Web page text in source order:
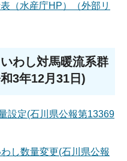
（水産庁HP）（外部リ
わし対馬暖流系群
3年12月31日)
設定(石川県公報第13369
し数量変更(石川県公報